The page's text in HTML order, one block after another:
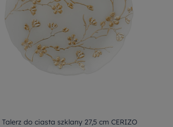
Talerz do ciasta szklany 27,5 cm CERIZO